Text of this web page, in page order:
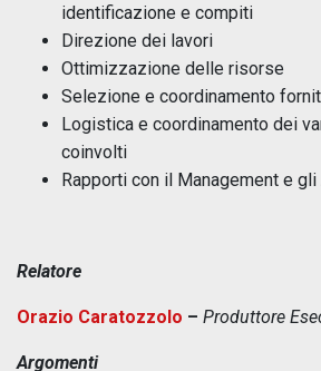
identificazione e compiti
Direzione dei lavori
Ottimizzazione delle risorse
Selezione e coordinamento
Logistica e coordinamento dei
coinvolti
Rapporti con il Management e
Relatore
Orazio Caratozzolo – Produttore
Argomenti